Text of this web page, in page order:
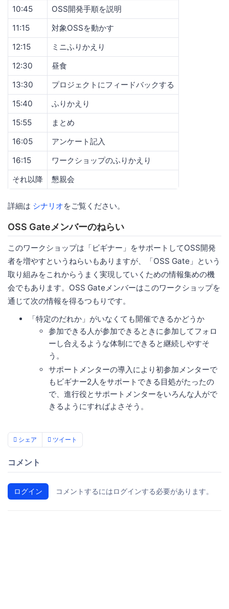
10:45
OSS開発手順を説明
11:15
対象OSSを動かす
12:15
ミニふりかえり
12:30
昼食
13:30
プロジェクトにフィードバックする
15:40
ふりかえり
15:55
まとめ
16:05
アンケート記入
16:15
ワークショップのふりかえり
それ以降
懇親会
詳細は シナリオをご覧ください。
OSS Gateメンバーのねらい
このワークショップは「ビギナー」をサポートしてOSS開発
者を増やすというねらいもありますが、「OSS Gate」という
取り組みをこれからうまく実現していくための情報集めの機
会でもあります。OSS Gateメンバーはこのワークショップを
通じて次の情報を得るつもりです。
「特定のだれか」がいなくても開催できるかどうか
参加できる人が参加できるときに参加してフォロ
ーし合えるような体制にできると継続しやすそ
う。
サポートメンターの導入により初参加メンターで
もビギナー2人をサポートできる目処がたったの
で、進行役とサポートメンターをいろんな人がで
きるようにすればよさそう。
シェア ツイート
コメント
ログイン コメントするにはログインする必要があります。